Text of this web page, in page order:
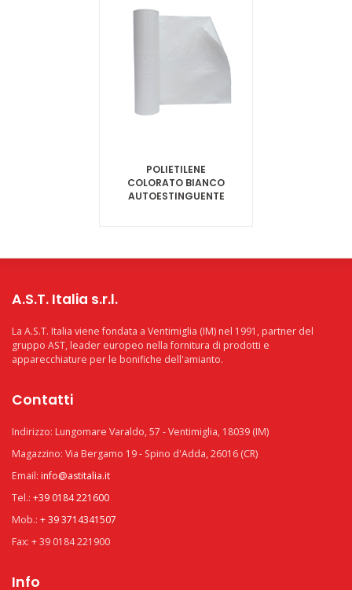
POLIETILENE
COLORATO BIANCO
AUTOESTINGUENTE
A.S.T. Italia s.r.l.
La A.S.T. Italia viene fondata a Ventimiglia (IM) nel 1991, partner del
gruppo AST, leader europeo nella fornitura di prodotti e
apparecchiature per le bonifiche dell'amianto.
Contatti
Indirizzo: Lungomare Varaldo, 57 - Ventimiglia, 18039 (IM)
Magazzino: Via Bergamo 19 - Spino d'Adda, 26016 (CR)
Email: info@astitalia.it
Tel.: +39 0184 221600
Mob.: + 39 3714341507
Fax: + 39 0184 221900
Info